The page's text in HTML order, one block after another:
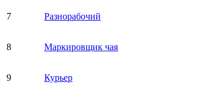
7 Разнорабочий
8 Маркировщик чая
9 Курьер